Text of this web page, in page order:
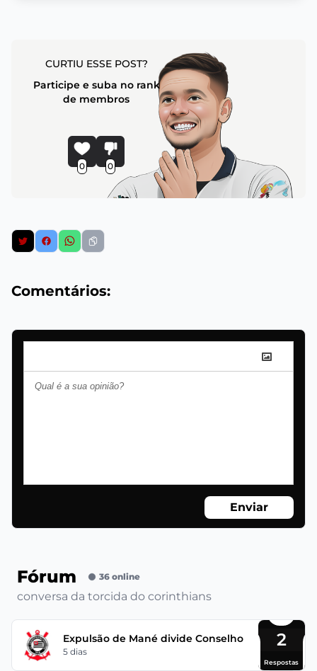
CURTIU ESSE POST?
Participe e suba no rank
de membros
0 0
Comentários:
Enviar
Fórum 36 online
conversa da torcida do corinthians
Expulsão de Mané divide Conselho
5 dias
2
Respostas